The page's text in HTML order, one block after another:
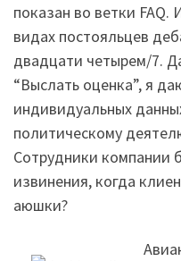
показан во ветки FAQ.
видах постояльцев
двадцати четырем/7.
“Выслать оценка”, я
индивидуальных
политическому
Сотрудники компании
извинения, когда
аюшки?